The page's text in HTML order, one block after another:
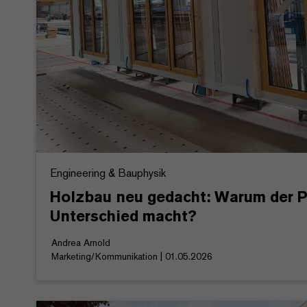
Engineering & Bauphysik
Holzbau neu gedacht: Warum der
Unterschied macht?
Andrea Arnold
Marketing/Kommunikation | 01.05.2026